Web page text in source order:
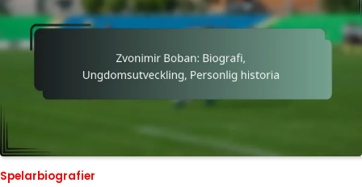
Spelarbiografier